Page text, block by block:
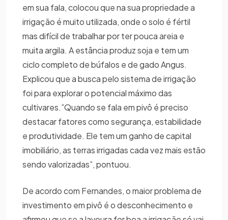
em sua fala, colocou que na sua propriedade a
irrigação é muito utilizada, onde o solo é fértil
mas difícil de trabalhar por ter pouca areia e
muita argila. A estância produz soja e tem um
ciclo completo de búfalos e de gado Angus.
Explicou que a busca pelo sistema de irrigação
foi para explorar o potencial máximo das
cultivares.”Quando se fala em pivô é preciso
destacar fatores como segurança, estabilidade
e produtividade. Ele tem um ganho de capital
imobiliário, as terras irrigadas cada vez mais estão
sendo valorizadas”, pontuou.
De acordo com Fernandes, o maior problema de
investimento em pivô é o desconhecimento e